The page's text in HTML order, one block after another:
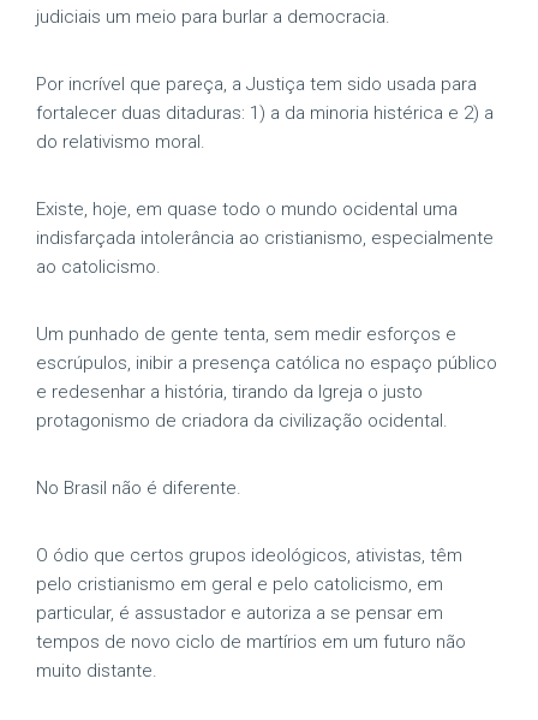
judiciais um meio para burlar a democracia.
Por incrível que pareça, a Justiça tem sido usada para
fortalecer duas ditaduras: 1) a da minoria histérica e 2) a
do relativismo moral.
Existe, hoje, em quase todo o mundo ocidental uma
indisfarçada intolerância ao cristianismo, especialmente
ao catolicismo.
Um punhado de gente tenta, sem medir esforços e
escrúpulos, inibir a presença católica no espaço público
e redesenhar a história, tirando da Igreja o justo
protagonismo de criadora da civilização ocidental.
No Brasil não é diferente.
O ódio que certos grupos ideológicos, ativistas, têm
pelo cristianismo em geral e pelo catolicismo, em
particular, é assustador e autoriza a se pensar em
tempos de novo ciclo de martírios em um futuro não
muito distante.